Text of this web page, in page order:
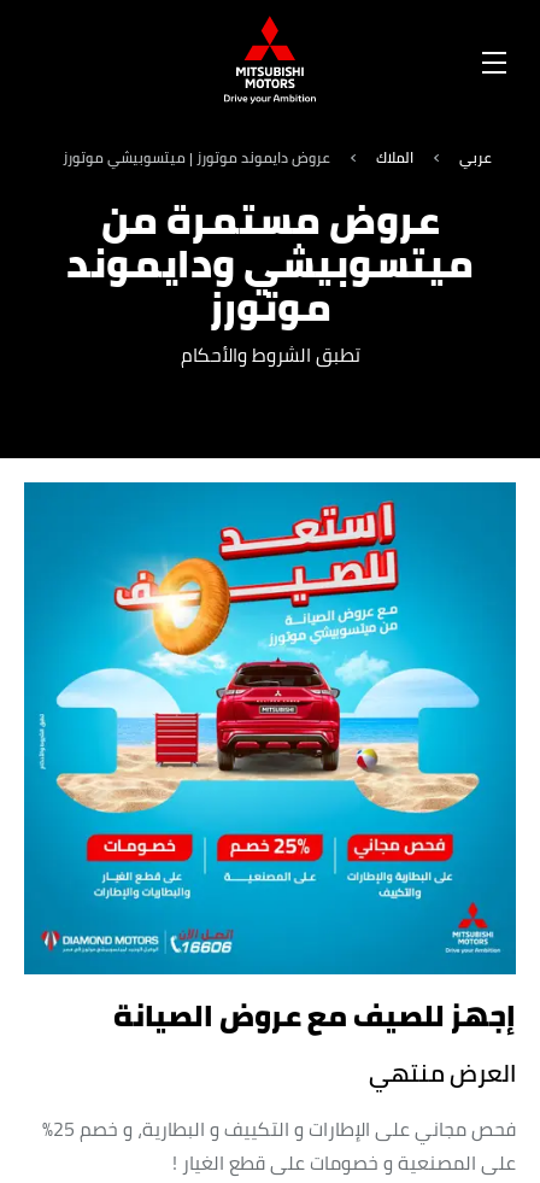
MENUعربي الملاك عروض دايموند موتورز | ميتسوبيشي موتورز
عروض مستمرة من
ميتسوبيشي ودايموند
موتورز
تطبق الشروط والأحكام
إجهز للصيف مع عروض الصيانة
العرض منتهي
فحص مجاني على الإطارات و التكييف و البطارية، و خصم 25%
على المصنعية و خصومات على قطع الغيار !